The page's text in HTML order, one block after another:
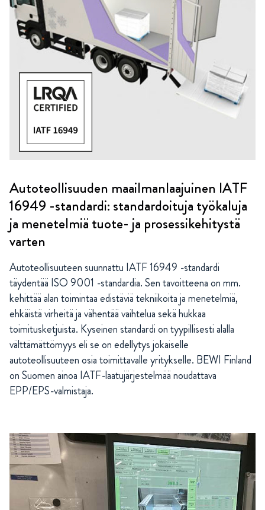
Autoteollisuuden maailmanlaajuinen IATF
16949 -standardi: standardoituja työkaluja
ja menetelmiä tuote- ja prosessikehitystä
varten
Autoteollisuuteen suunnattu IATF 16949 -standardi
täydentää ISO 9001 -standardia. Sen tavoitteena on mm.
kehittää alan toimintaa edistäviä tekniikoita ja menetelmiä,
ehkäistä virheitä ja vähentää vaihtelua sekä hukkaa
toimitusketjuista. Kyseinen standardi on tyypillisesti alalla
välttämättömyys eli se on edellytys jokaiselle
autoteollisuuteen osia toimittavalle yritykselle. BEWI Finland
on Suomen ainoa IATF-laatujärjestelmää noudattava
EPP/EPS-valmistaja.